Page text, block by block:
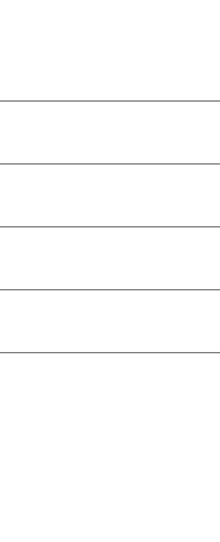
Countdown, der Ihnen
zu koppeln
auf „Koppeln“
Countdown, der Ihnen
zu koppeln